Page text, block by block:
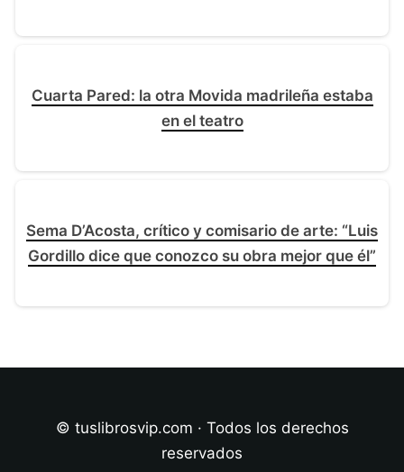
Cuarta Pared: la otra Movida madrileña estaba
en el teatro
Sema D’Acosta, crítico y comisario de arte: “Luis
Gordillo dice que conozco su obra mejor que él”
© tuslibrosvip.com · Todos los derechos
reservados